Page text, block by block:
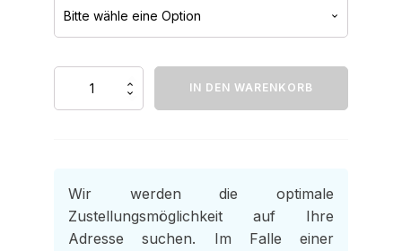
Preventa
IN DEN WARENKORB
Wir werden die optimale
Zustellungsmöglichkeit auf Ihre
Adresse suchen. Im Falle einer